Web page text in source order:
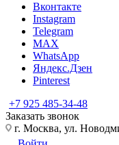
Вконтакте
Instagram
Telegram
MAX
WhatsApp
Яндекс.Дзен
Pinterest
+7 925 485-34-48
Заказать звонок
г. Москва, ул.